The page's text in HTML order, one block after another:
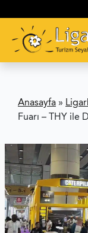
Anasayfa »
Fuarı – THY ile